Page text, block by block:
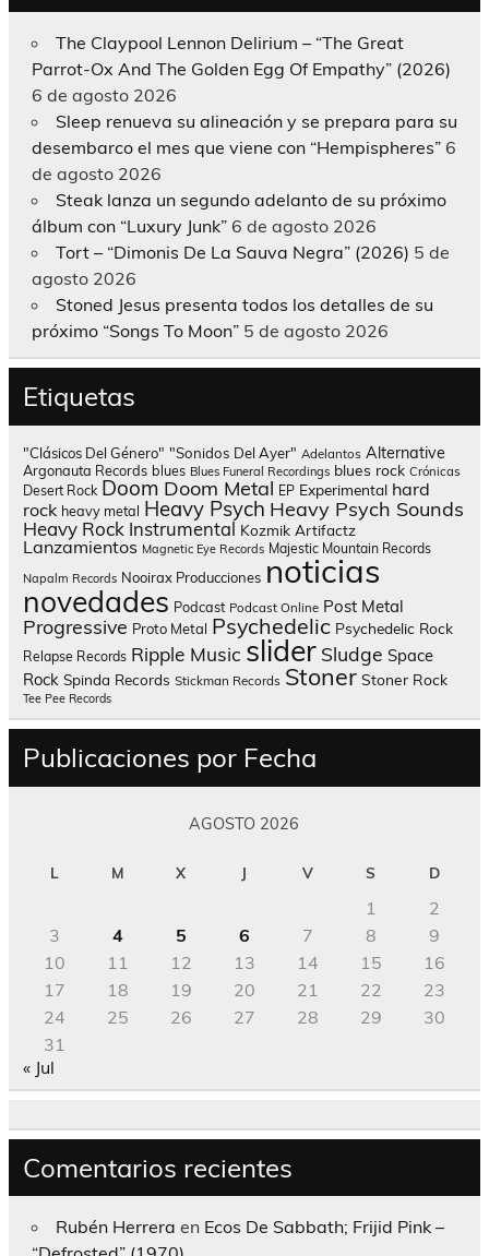
The Claypool Lennon Delirium – “The Great
Parrot-Ox And The Golden Egg Of Empathy” (2026)
6 de agosto 2026
Sleep renueva su alineación y se prepara para su
desembarco el mes que viene con “Hempispheres” 6
de agosto 2026
Steak lanza un segundo adelanto de su próximo
álbum con “Luxury Junk” 6 de agosto 2026
Tort – “Dimonis De La Sauva Negra” (2026) 5 de
agosto 2026
Stoned Jesus presenta todos los detalles de su
próximo “Songs To Moon” 5 de agosto 2026
Etiquetas
"Clásicos Del Género" "Sonidos Del Ayer" Adelantos Alternative
Argonauta Records blues Blues Funeral Recordings blues rock Crónicas
Desert Rock Doom Doom Metal EP Experimental hard
rock heavy metal Heavy Psych Heavy Psych Sounds
Heavy Rock Instrumental Kozmik Artifactz
Lanzamientos Magnetic Eye Records Majestic Mountain Records
Napalm Records Nooirax Producciones noticias
novedades Podcast Podcast Online Post Metal
Progressive Proto Metal Psychedelic Psychedelic Rock
Relapse Records Ripple Music slider Sludge Space
Rock Spinda Records Stickman Records Stoner Stoner Rock
Tee Pee Records
Publicaciones por Fecha
AGOSTO 2026
L M X J V S D
1
2
3
4 5 6 7 8
9
10
11 12 13 14 15
16
17
18 19 20 21 22
23
24
25 26 27 28 29
30
31
« Jul
Comentarios recientes
Rubén Herrera en Ecos De Sabbath; Frijid Pink –